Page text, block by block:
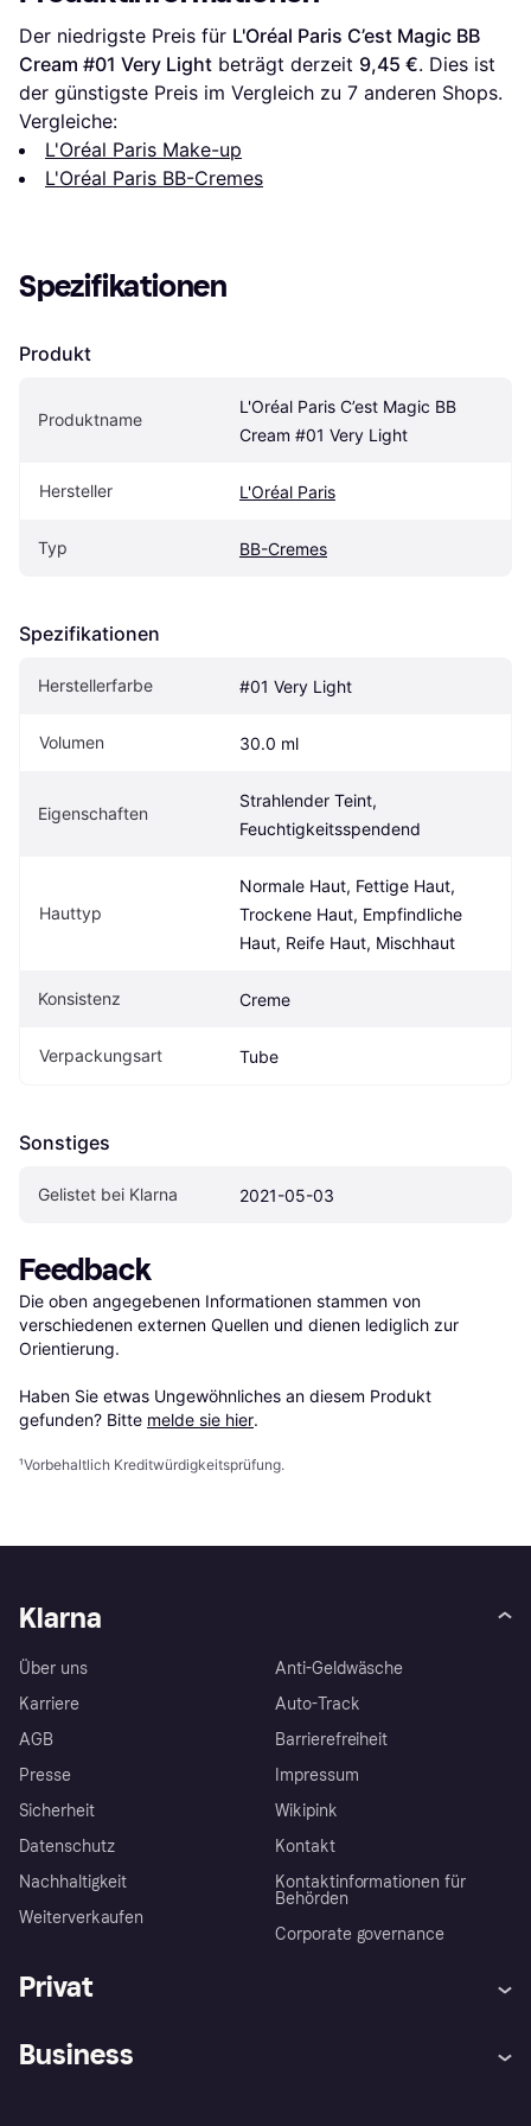
Der niedrigste Preis für L'Oréal Paris C’est Magic BB
Cream #01 Very Light beträgt derzeit 9,45 €. Dies ist
der günstigste Preis im Vergleich zu 7 anderen Shops.
Vergleiche:
L'Oréal Paris Make-up
L'Oréal Paris BB-Cremes
Spezifikationen
Produkt
Produktname
L'Oréal Paris C’est Magic BB
Cream #01 Very Light
Hersteller L'Oréal Paris
Typ BB-Cremes
Spezifikationen
Herstellerfarbe #01 Very Light
Volumen 30.0 ml
Eigen­schaften
Strahlender Teint,
Feuchtigkeitsspendend
Hauttyp
Normale Haut, Fettige Haut,
Trockene Haut, Empfindliche
Haut, Reife Haut, Mischhaut
Konsistenz Creme
Verpackungsart Tube
Sonstiges
Gelistet bei Klarna 2021-05-03
Feedback
Die oben angegebenen Informationen stammen von
verschiedenen externen Quellen und dienen lediglich zur
Orientierung.
Haben Sie etwas Ungewöhnliches an diesem Produkt
gefunden? Bitte melde sie hier.
¹Vorbehaltlich Kreditwürdigkeitsprüfung.
Klarna
Über uns
Karriere
AGB
Presse
Sicherheit
Datenschutz
Nachhaltigkeit
Weiterverkaufen
Anti-Geldwäsche
Auto-Track
Barrierefreiheit
Impressum
Wikipink
Kontakt
Kontaktinformationen für
Behörden
Corporate governance
Privat
Business